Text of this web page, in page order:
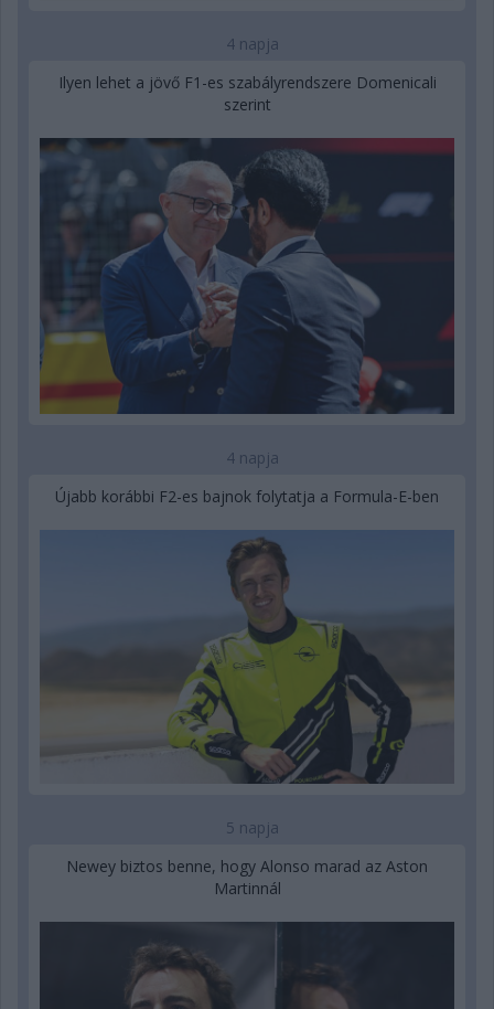
4 napja
Ilyen lehet a jövő F1-es szabályrendszere Domenicali
szerint
4 napja
Újabb korábbi F2-es bajnok folytatja a Formula-E-ben
5 napja
Newey biztos benne, hogy Alonso marad az Aston
Martinnál